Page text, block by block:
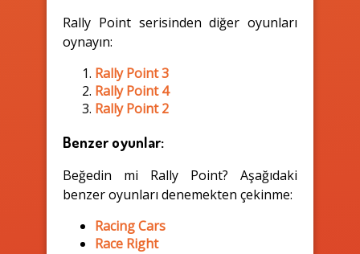
Rally Point serisinden diğer oyunları
oynayın:
Rally Point 3
Rally Point 4
Rally Point 2
Benzer oyunlar:
Beğedin mi Rally Point? Aşağıdaki
benzer oyunları denemekten çekinme:
Racing Cars
Race Right